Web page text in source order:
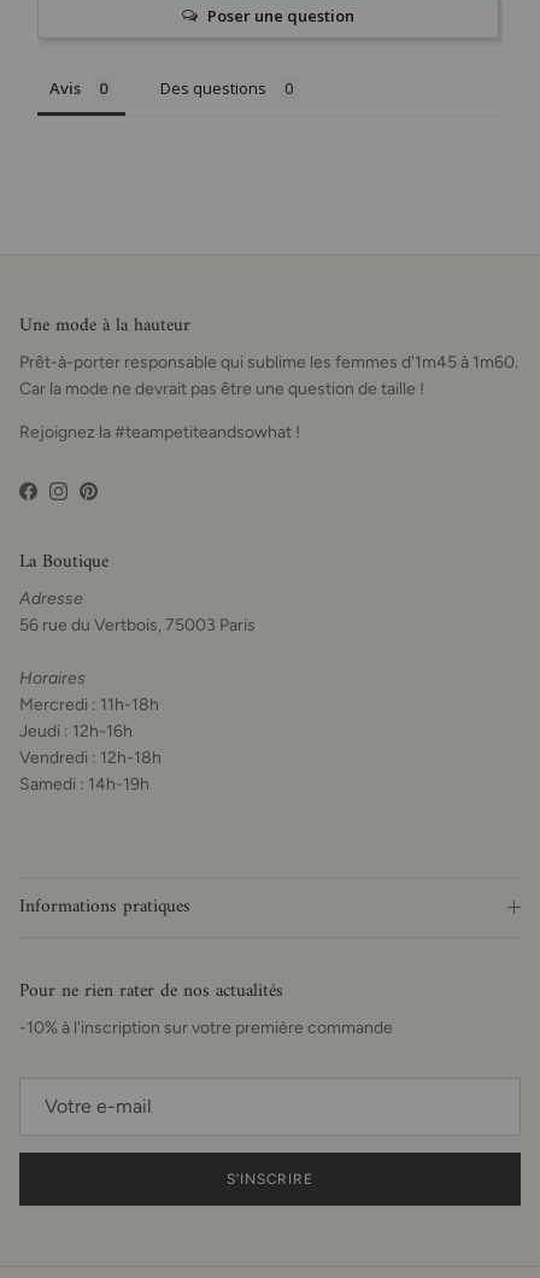
Poser une question
Avis Des questions
Une mode à la hauteur
Prêt-à-porter responsable qui sublime les femmes d'1m45 à 1m60.
Car la mode ne devrait pas être une question de taille !
Rejoignez la #teampetiteandsowhat !
Facebook
Instagram
Pinterest
La Boutique
Adresse
56 rue du Vertbois, 75003 Paris
Horaires
Mercredi : 11h-18h
Jeudi : 12h-16h
Vendredi : 12h-18h
Samedi : 14h-19h
Informations pratiques
Pour ne rien rater de nos actualités
-10% à l'inscription sur votre première commande
S’INSCRIRE